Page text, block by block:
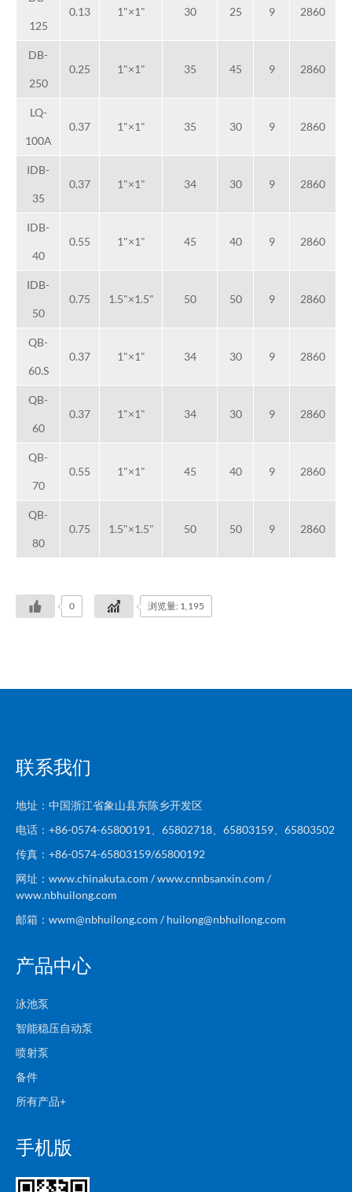
125
0.13 1"×1" 30 25 9 2860
DB-
250
0.25 1"×1" 35 45 9 2860
LQ-
100A
0.37 1"×1" 35 30 9 2860
IDB-
35
0.37 1"×1" 34 30 9 2860
IDB-
40
0.55 1"×1" 45 40 9 2860
IDB-
50
0.75 1.5"×1.5" 50 50 9 2860
QB-
60.S
0.37 1"×1" 34 30 9 2860
QB-
60
0.37 1"×1" 34 30 9 2860
QB-
70
0.55 1"×1" 45 40 9 2860
QB-
80
0.75 1.5"×1.5" 50 50 9 2860
0 浏览量: 1,195
联系我们
地址：中国浙江省象山县东陈乡开发区
电话：+86-0574-65800191、65802718、65803159、65803502
传真：+86-0574-65803159/65800192
网址：www.chinakuta.com / www.cnnbsanxin.com /
www.nbhuilong.com
邮箱：wwm@nbhuilong.com / huilong@nbhuilong.com
产品中心
泳池泵
智能稳压自动泵
喷射泵
备件
所有产品+
手机版